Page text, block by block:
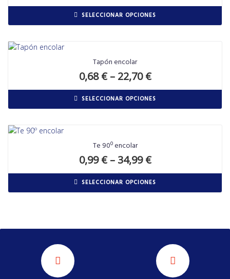
SELECCIONAR OPCIONES
Tapón encolar
0,68€– 22,70€
SELECCIONAR OPCIONES
Te 90º encolar
0,99€– 34,99€
SELECCIONAR OPCIONES